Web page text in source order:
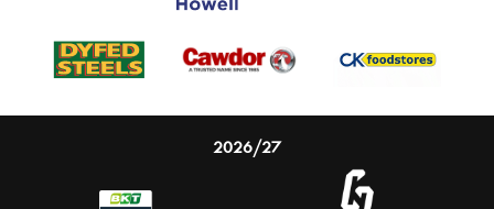
2026/27